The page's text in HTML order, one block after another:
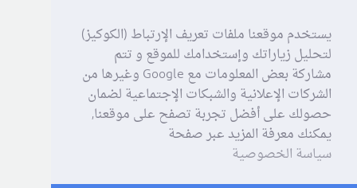
يستخدم موقعنا ملفات تعريف الإرتباط (الكوكيز)
لتحليل زياراتك وإستخدامك للموقع و تتم
مشاركة بعض المعلومات مع Google وغيرها من
الشركات الإعلانية والشبكات الإجتماعية لضمان
حصولك على أفضل تجربة تصفح على موقعنا,
يمكنك معرفة المزيد عبر صفحة
سياسة الخصوصية